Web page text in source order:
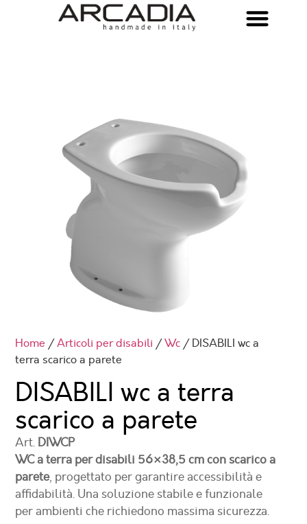
Home /Articoli per disabili /Wc / DISABILI wc a
terra scarico a parete
DISABILI wc a terra
scarico a parete
Art. DIWCP
WC a terra per disabili 56×38,5 cm con scarico a
parete, progettato per garantire accessibilità e
affidabilità. Una soluzione stabile e funzionale
per ambienti che richiedono massima sicurezza.